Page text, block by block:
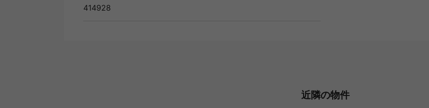
414928
近隣の物件